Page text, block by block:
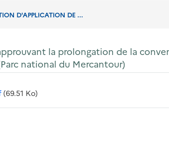
D'APPLICATION DE ...
la prolongation de la
national du Mercantour)
(69.51 Ko)